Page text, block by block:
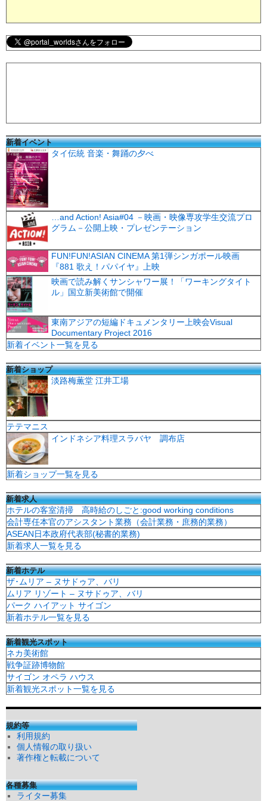
新着イベント
タイ伝統 音楽・舞踊の夕べ
…and Action! Asia#04 －映画・映像専攻学生交流プロ
グラム－公開上映・プレゼンテーション
FUN!FUN!ASIAN CINEMA 第1弾シンガポール映画
『881 歌え！パパイヤ』上映
映画で読み解くサンシャワー展！「ワーキングタイト
ル」国立新美術館で開催
東南アジアの短編ドキュメンタリー上映会Visual
Documentary Project 2016
新着イベント一覧を見る
新着ショップ
淡路梅薫堂 江井工場
テテマニス
インドネシア料理スラバヤ 調布店
新着ショップ一覧を見る
新着求人
ホテルの客室清掃 高時給のしごと:good working conditions
会計専任本官のアシスタント業務（会計業務・庶務的業務）
ASEAN日本政府代表部(秘書的業務)
新着求人一覧を見る
新着ホテル
ザ･ムリア – ヌサドゥア、バリ
ムリア リゾート – ヌサドゥア、バリ
パーク ハイアット サイゴン
新着ホテル一覧を見る
新着観光スポット
ネカ美術館
戦争証跡博物館
サイゴン オペラ ハウス
新着観光スポット一覧を見る
規約等
利用規約
個人情報の取り扱い
著作権と転載について
各種募集
ライター募集